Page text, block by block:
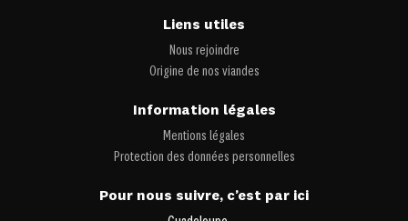
Liens utiles
Nous rejoindre
Origine de nos viandes
Information légales
Mentions légales
Protection des données personnelles
Pour nous suivre, c’est par ici